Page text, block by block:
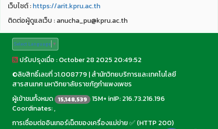
เว็บไชต์ :https://arit.kpru.ac.th
ติดต่อผู้ดูแลเว็บ : anucha_pu@kpru.ac.th
Select Language ▼
ปรับปรุงเมื่อ : October 28 2025 20:49:52
©ลิขสิทธิ์เลขที่ ว1.008779 |สำนักวิทยบริการและเทคโนโลยี
สารสนเทศ มหาวิทยาลัยราชภัฏกำแพงเพชร
ผู้เข้าชมทั้งหมด 15,148,539 15M+ inIP: 216.73.216.196
Coordinates: ,
การเชื่อมต่ออินเทอร์เน็ตของเครื่องแม่ข่าย ✅ (HTTP 200)